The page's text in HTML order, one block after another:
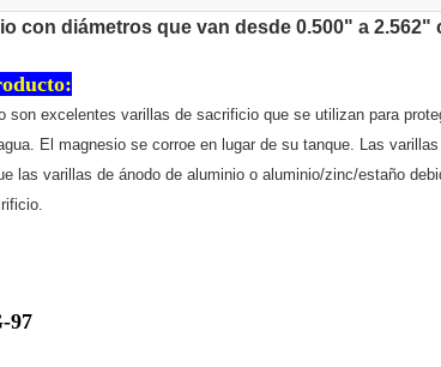
con diámetros que van desde 0.500" a 2.562"
son excelentes varillas de sacrificio que se utilizan para
El magnesio se corroe en lugar de su tanque. Las
las varillas de ánodo de aluminio o aluminio/zinc/estaño
97